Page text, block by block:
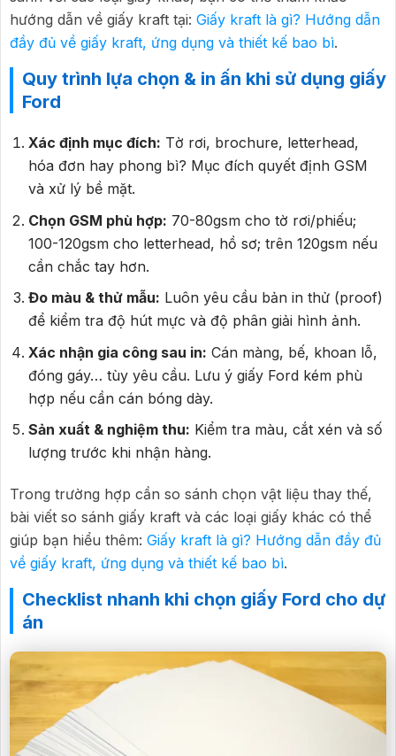
hướng dẫn về giấy kraft tại: Giấy kraft là gì? Hướng dẫn
đầy đủ về giấy kraft, ứng dụng và thiết kế bao bì.
Quy trình lựa chọn & in ấn khi sử dụng giấy
Ford
Xác định mục đích: Tờ rơi, brochure, letterhead,
hóa đơn hay phong bì? Mục đích quyết định GSM
và xử lý bề mặt.
Chọn GSM phù hợp: 70-80gsm cho tờ rơi/phiếu;
100-120gsm cho letterhead, hồ sơ; trên 120gsm nếu
cần chắc tay hơn.
Đo màu & thử mẫu: Luôn yêu cầu bản in thử (proof)
để kiểm tra độ hút mực và độ phân giải hình ảnh.
Xác nhận gia công sau in: Cán màng, bế, khoan lỗ,
đóng gáy… tùy yêu cầu. Lưu ý giấy Ford kém phù
hợp nếu cần cán bóng dày.
Sản xuất & nghiệm thu: Kiểm tra màu, cắt xén và số
lượng trước khi nhận hàng.
Trong trường hợp cần so sánh chọn vật liệu thay thế,
bài viết so sánh giấy kraft và các loại giấy khác có thể
giúp bạn hiểu thêm: Giấy kraft là gì? Hướng dẫn đầy đủ
về giấy kraft, ứng dụng và thiết kế bao bì.
Checklist nhanh khi chọn giấy Ford cho dự
án